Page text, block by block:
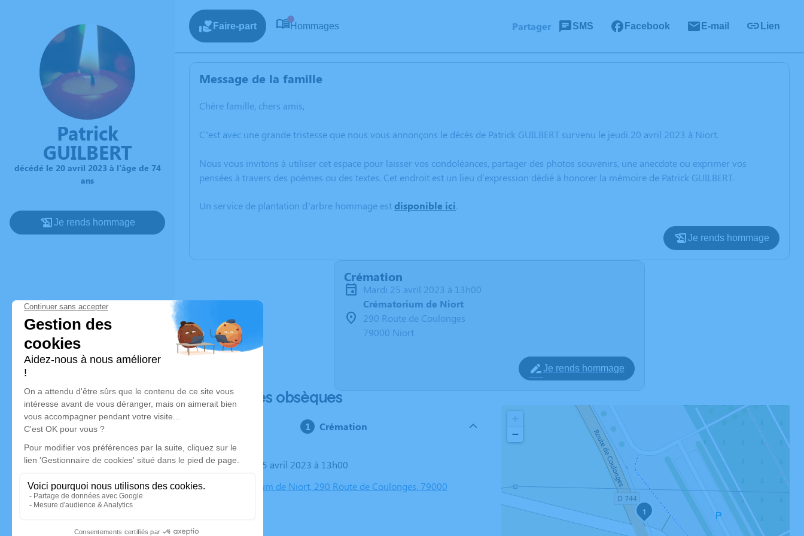
Patrick
GUILBERT
décédé le 20 avril 2023 à l'âge de 74
ans
Je rends hommage
Faire-part Hommages Partager SMS Facebook E-mail Lien
Message de la famille
Chère famille, chers amis,
C’est avec une grande tristesse que nous vous annonçons le décès de Patrick GUILBERT survenu le jeudi 20 avril 2023 à Niort.
Nous vous invitons à utiliser cet espace pour laisser vos condoléances, partager des photos souvenirs, une anecdote ou exprimer vos
pensées à travers des poèmes ou des textes. Cet endroit est un lieu d'expression dédié à honorer la mémoire de Patrick GUILBERT.
Un service de plantation d’arbre hommage estdisponible ici.
Je rends hommage
Crémation
mardi 25 avril 2023 à 13h00
Crématorium de Niort
290 Route de Coulonges
79000 Niort
Je rends hommage
Déroulé des obsèques
Crémation
Le mardi 25 avril 2023 à 13h00
Crématorium de Niort, 290 Route de Coulonges, 79000
1
−